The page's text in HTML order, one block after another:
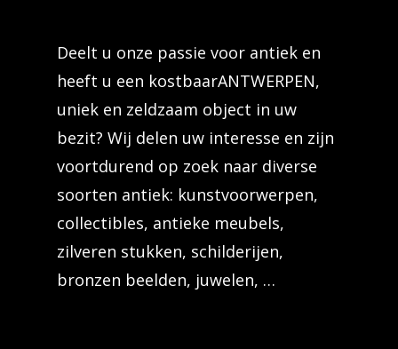
Deelt u onze passie voor antiek en
heeft u een kostbaarANTWERPEN,
uniek en zeldzaam object in uw
bezit? Wij delen uw interesse en zijn
voortdurend op zoek naar diverse
soorten antiek: kunstvoorwerpen,
collectibles, antieke meubels,
zilveren stukken, schilderijen,
bronzen beelden, juwelen, …